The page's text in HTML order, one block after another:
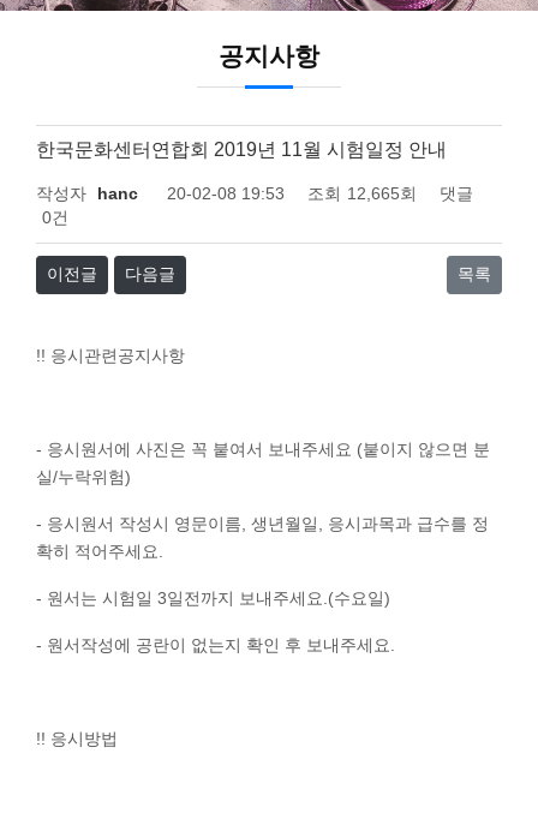
공지사항
한국문화센터연합회 2019년 11월 시험일정 안내
작성자 hanc 20-02-08 19:53 조회 12,665회
댓글
0건
이전글 다음글 목록
!! 응시관련공지사항
- 응시원서에 사진은 꼭 붙여서 보내주세요 (붙이지 않으면 분
실/누락위험)
- 응시원서 작성시 영문이름, 생년월일, 응시과목과 급수를 정
확히 적어주세요.
- 원서는 시험일 3일전까지 보내주세요.(수요일)
- 원서작성에 공란이 없는지 확인 후 보내주세요.
!! 응시방법